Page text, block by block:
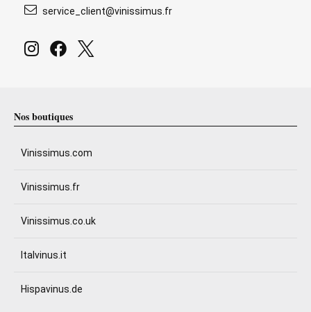
service_client@vinissimus.fr
Nos boutiques
Vinissimus.com
Vinissimus.fr
Vinissimus.co.uk
Italvinus.it
Hispavinus.de